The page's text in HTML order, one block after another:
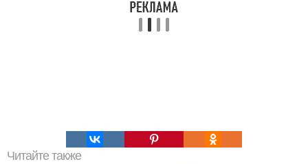
Читайте также